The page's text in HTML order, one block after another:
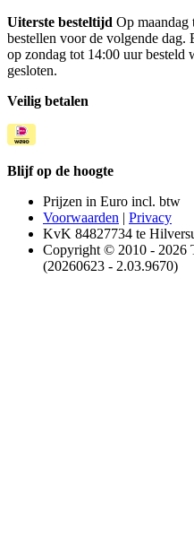
Uiterste besteltijd Op
bestellen voor de volgende dag.
op zondag tot 14:00 uur
gesloten.
Veilig betalen
Blijf op de hoogte
Prijzen in Euro incl. btw
Voorwaarden | Privacy
KvK 84827734 te
Copyright © 2010 - 2026
(20260623 - 2.03.9670)